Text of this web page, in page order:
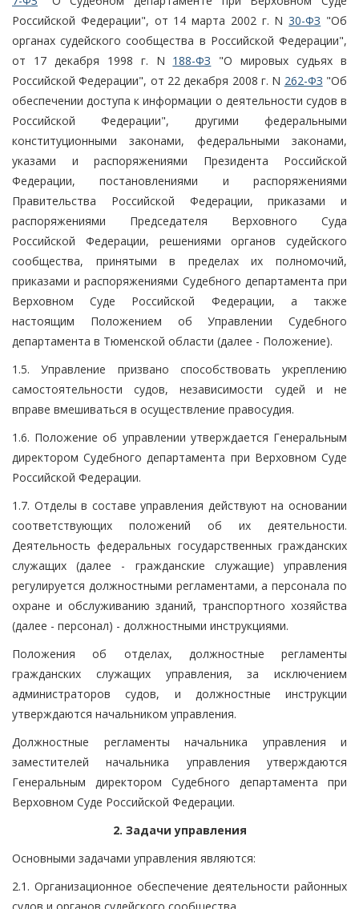
Российской Федерации", от 14 марта 2002 г. N30-ФЗ "Об
органах судейского сообщества в Российской Федерации",
от 17 декабря 1998 г. N 188-ФЗ "О мировых судьях в
Российской Федерации", от 22 декабря 2008 г. N 262-ФЗ "Об
обеспечении доступа к информации о деятельности судов в
Российской Федерации", другими федеральными
конституционными законами, федеральными законами,
указами и распоряжениями Президента Российской
Федерации, постановлениями и распоряжениями
Правительства Российской Федерации, приказами и
распоряжениями Председателя Верховного Суда
Российской Федерации, решениями органов судейского
сообщества, принятыми в пределах их полномочий,
приказами и распоряжениями Судебного департамента при
Верховном Суде Российской Федерации, а также
настоящим Положением об Управлении Судебного
департамента в Тюменской области (далее - Положение).
1.5. Управление призвано способствовать укреплению
самостоятельности судов, независимости судей и не
вправе вмешиваться в осуществление правосудия.
1.6. Положение об управлении утверждается Генеральным
директором Судебного департамента при Верховном Суде
Российской Федерации.
1.7. Отделы в составе управления действуют на основании
соответствующих положений об их деятельности.
Деятельность федеральных государственных гражданских
служащих (далее - гражданские служащие) управления
регулируется должностными регламентами, а персонала по
охране и обслуживанию зданий, транспортного хозяйства
(далее - персонал) - должностными инструкциями.
Положения об отделах, должностные регламенты
гражданских служащих управления, за исключением
администраторов судов, и должностные инструкции
утверждаются начальником управления.
Должностные регламенты начальника управления и
заместителей начальника управления утверждаются
Генеральным директором Судебного департамента при
Верховном Суде Российской Федерации.
2. Задачи управления
Основными задачами управления являются:
2.1. Организационное обеспечение деятельности районных